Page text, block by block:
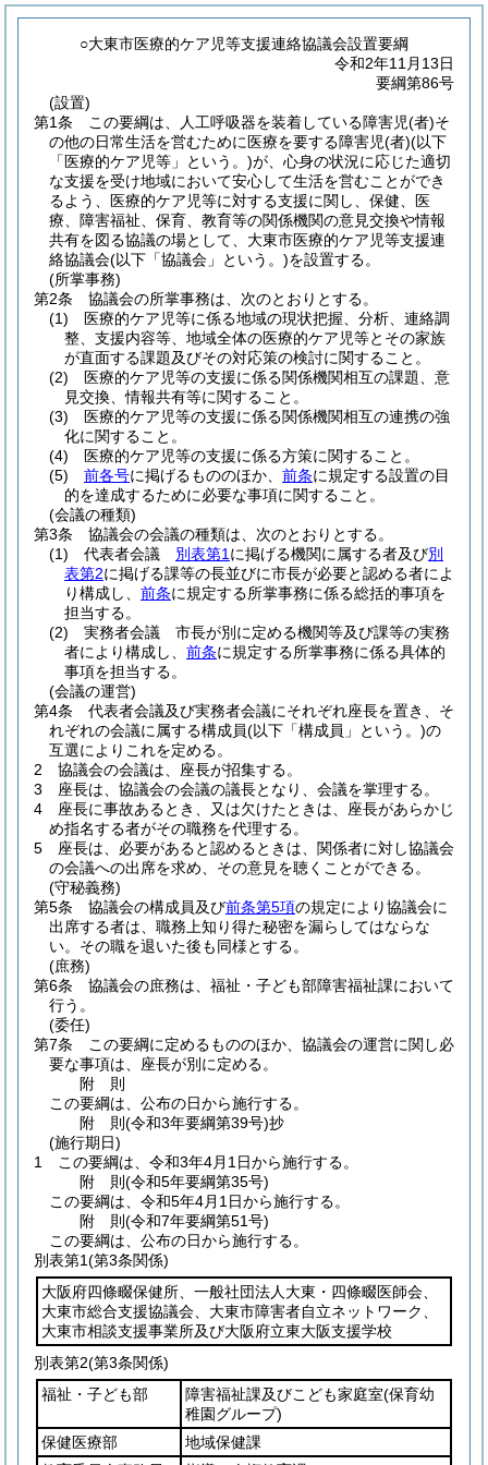
○大東市医療的ケア児等支援連絡協議会設置要綱
令和2年11月13日
要綱第86号
(設置)
第1条
この要綱は、人工呼吸器を装着している障害児(者)そ
の他の日常生活を営むために医療を要する障害児(者)(以下
「医療的ケア児等」という。)が、心身の状況に応じた適切
な支援を受け地域において安心して生活を営むことができ
るよう、医療的ケア児等に対する支援に関し、保健、医
療、障害福祉、保育、教育等の関係機関の意見交換や情報
共有を図る協議の場として、大東市医療的ケア児等支援連
絡協議会(以下「協議会」という。)を設置する。
(所掌事務)
第2条
協議会の所掌事務は、次のとおりとする。
(1)
医療的ケア児等に係る地域の現状把握、分析、連絡調
整、支援内容等、地域全体の医療的ケア児等とその家族
が直面する課題及びその対応策の検討に関すること。
(2)
医療的ケア児等の支援に係る関係機関相互の課題、意
見交換、情報共有等に関すること。
(3)
医療的ケア児等の支援に係る関係機関相互の連携の強
化に関すること。
(4)
医療的ケア児等の支援に係る方策に関すること。
(5)
前各号に掲げるもののほか、 前条に規定する設置の目
的を達成するために必要な事項に関すること。
(会議の種類)
第3条
協議会の会議の種類は、次のとおりとする。
(1)
代表者会議 別表第1 に掲げる機関に属する者及び別
表第2に掲げる課等の長並びに市長が必要と認める者によ
り構成し、 前条に規定する所掌事務に係る総括的事項を
担当する。
(2)
実務者会議 市長が別に定める機関等及び課等の実務
者により構成し、 前条に規定する所掌事務に係る具体的
事項を担当する。
(会議の運営)
第4条
代表者会議及び実務者会議にそれぞれ座長を置き、そ
れぞれの会議に属する構成員(以下「構成員」という。)の
互選によりこれを定める。
2
協議会の会議は、座長が招集する。
3
座長は、協議会の会議の議長となり、会議を掌理する。
4
座長に事故あるとき、又は欠けたときは、座長があらかじ
め指名する者がその職務を代理する。
5
座長は、必要があると認めるときは、関係者に対し協議会
の会議への出席を求め、その意見を聴くことができる。
(守秘義務)
第5条
協議会の構成員及び前条第5項の規定により協議会に
出席する者は、職務上知り得た秘密を漏らしてはならな
い。 その職を退いた後も同様とする。
(庶務)
第6条
協議会の庶務は、福祉・子ども部障害福祉課において
行う。
(委任)
第7条
この要綱に定めるもののほか、協議会の運営に関し必
要な事項は、座長が別に定める。
附 則
この要綱は、公布の日から施行する。
附 則(令和3年要綱第39号)抄
(施行期日)
1
この要綱は、令和3年4月1日から施行する。
附 則(令和5年要綱第35号)
この要綱は、令和5年4月1日から施行する。
附 則(令和7年要綱第51号)
この要綱は、公布の日から施行する。
別表第1(第3条関係)
大阪府四條畷保健所、一般社団法人大東・四條畷医師会、
大東市総合支援協議会、大東市障害者自立ネットワーク、
大東市相談支援事業所及び大阪府立東大阪支援学校
別表第2(第3条関係)
福祉・子ども部
障害福祉課及びこども家庭室(保育幼
稚園グループ)
保健医療部
地域保健課